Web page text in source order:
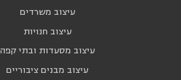
עיצוב משרדים
עיצוב חנויות
עיצוב מסעדות ובתי קפה
עיצוב מבנים ציבוריים